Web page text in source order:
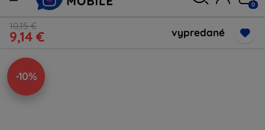
0
10,15 €
9,14 € vypredané
-10%